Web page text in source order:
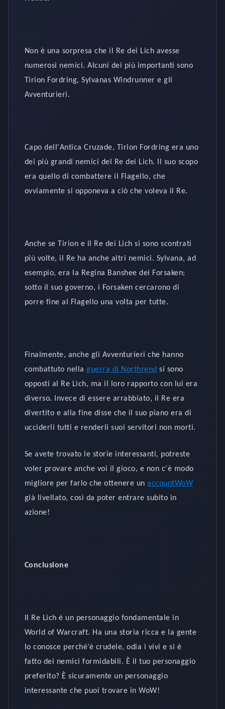
Non è una sorpresa che il Re dei Lich avesse
numerosi nemici. Alcuni dei più importanti sono
Tirion Fordring, Sylvanas Windrunner e gli
Avventurieri.
Capo dell'Antica Cruzade, Tirion Fordring era uno
dei più grandi nemici del Re dei Lich. Il suo scopo
era quello di combattere il Flagello, che
ovviamente si opponeva a ciò che voleva il Re.
Anche se Tirion e il Re dei Lich si sono scontrati
più volte, il Re ha anche altri nemici. Sylvana, ad
esempio, era la Regina Banshee dei Forsaken;
sotto il suo governo, i Forsaken cercarono di
porre fine al Flagello una volta per tutte.
Finalmente, anche gli Avventurieri che hanno
combattuto nellaguerra di Northrend si sono
opposti al Re Lich, ma il loro rapporto con lui era
diverso. Invece di essere arrabbiato, il Re era
divertito e alla fine disse che il suo piano era di
ucciderli tutti e renderli suoi servitori non morti.
Se avete trovato le storie interessanti, potreste
voler provare anche voi il gioco, e non c'è modo
migliore per farlo che ottenere unaccountWoW
già livellato, così da poter entrare subito in
azione!
Conclusione
Il Re Lich è un personaggio fondamentale in
World of Warcraft. Ha una storia ricca e la gente
lo conosce perché’è crudele, odia i vivi e si è
fatto dei nemici formidabili. È il tuo personaggio
preferito? È sicuramente un personaggio
interessante che puoi trovare in WoW!